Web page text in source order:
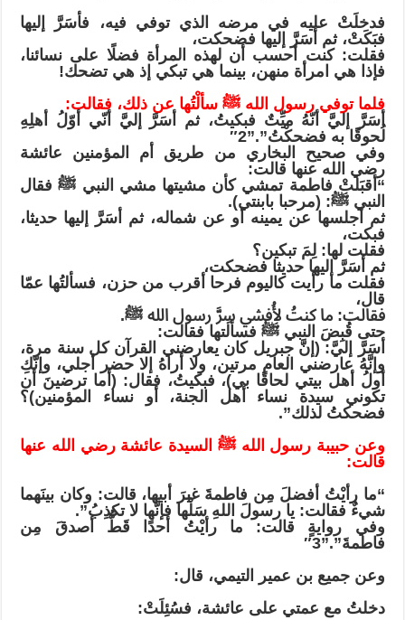
فدخلَتْ عليه في مرضه الذي توفي فيه، فأسَرَّ إليها
فبَكَتْ، ثم أسَرَّ إليها فضحكت،
فقلت: كنت أحسب أن لهذه المرأة فضلًا على نسائنا،
فإذا هي امرأة منهن، بينما هي تبكي إذ هي تضحك!
فلما توفي رسول الله ﷺ سألْتُها عن ذلك، فقالت:
أسَرَّ إليَّ أنّهُ ميِّتٌ فبكيتُ، ثم أسَرَّ إليَّ أنّي أوّلُ أهلِهِ
لُحوقًا به فضحكْتُ”.”2″
وفي صحيح البخاري من طريق أم المؤمنين عائشة
رضي الله عنها قالت:
“أقبَلتْ فاطمة تمشي كأن مشيتها مشي النبي ﷺ فقال
النبي ﷺ: (مرحبا بابنتي).
ثم أجلسها عن يمينه أو عن شماله، ثم أسَرَّ إليها حديثا،
فبكت،
فقلت لها: لِمَ تبكين؟
ثم أسَرَّ إليها حديثا فضحكت،
فقلت ما رأيت كاليوم فرحا أقرب من حزن، فسألتُها عمّا
قال،
فقالت: ما كنتُ لأُفشي سِرَّ رسول الله ﷺ.
حتى قُبِضَ النبي ﷺ فسألتها فقالت:
أسَرَّ إليَّ: (إنَّ جبريل كان يعارضني القرآن كل سنة مرة،
وإنَّهُ عارضني العام مرتين، ولا أراهُ إلا حضر أجلي، وإنّكِ
أولُ أهل بيتي لحاقًا بي)، فبكيتُ، فقال: (أما ترضينَ أن
تكوني سيدة نساء أهل الجنة، أو نساء المؤمنين)؟
فضحكتُ لذلك”.
وعن حبيبة رسول الله ﷺ السيدة عائشة رضي الله عنها
قالت:
“ما رأيْتُ أفضلَ مِن فاطمةَ غيرَ أبيها، قالت: وكان بينَهما
شيءٌ فقالت: يا رسولَ اللهِ سَلْها فإنَّها لا تكذِبُ”.
وفي روايةٍ قالت: ما رأيْتُ أحدًا قَطُّ أصدقَ مِن
فاطمةَ”.”3″
وعن جميع بن عمير التيمي، قال:
دخلتُ مع عمتي على عائشة، فسُئِلَتْ: